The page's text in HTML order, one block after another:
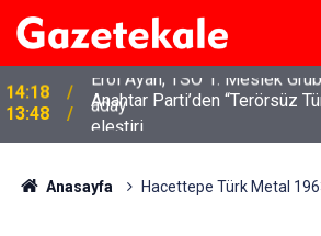
13:48
Anahtar Parti’den “Terörsüz
eleştiri
Anasayfa Hacettepe Türk Metal